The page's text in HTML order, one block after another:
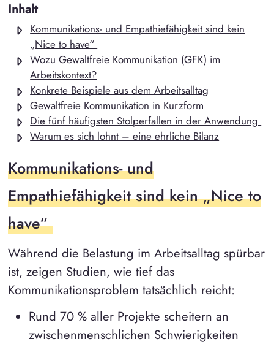
Inhalt
Kommunikations- und Empathiefähigkeit sind kein
„Nice to have“
Wozu Gewaltfreie Kommunikation (GFK) im
Arbeitskontext?
Konkrete Beispiele aus dem Arbeitsalltag
Gewaltfreie Kommunikation in Kurzform
Die fünf häufigsten Stolperfallen in der Anwendung
Warum es sich lohnt – eine ehrliche Bilanz
Kommunikations- und
Empathiefähigkeit sind kein „Nice to
have“
Während die Belastung im Arbeitsalltag spürbar
ist, zeigen Studien, wie tief das
Kommunikationsproblem tatsächlich reicht:
Rund 70 % aller Projekte scheitern an
zwischenmenschlichen Schwierigkeiten